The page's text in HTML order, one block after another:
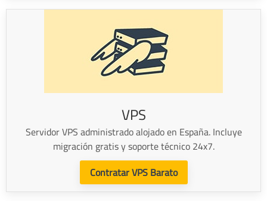
VPS
Servidor VPS administrado alojado en España. Incluye
migración gratis y soporte técnico 24x7.
Contratar VPS Barato